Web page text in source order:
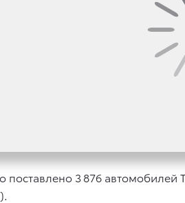
поставлено 3 876